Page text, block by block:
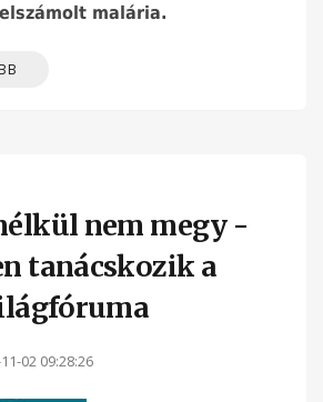
malária.
nem megy -
tanácskozik a
02 09:28:26